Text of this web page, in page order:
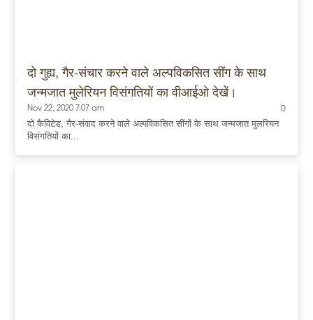
दो गुह्य, गैर-संचार करने वाले अल्पविकसित सींग के साथ
जन्मजात मुलेरियन विसंगतियों का वीआईओ देखें।
Nov 22, 2020 7:07 am 0
दो कैविटेड, गैर-संवाद करने वाले अल्पविकसित सींगों के साथ जन्मजात मुलरियन
विसंगतियों का...